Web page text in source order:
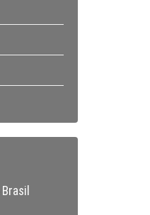
Brasil